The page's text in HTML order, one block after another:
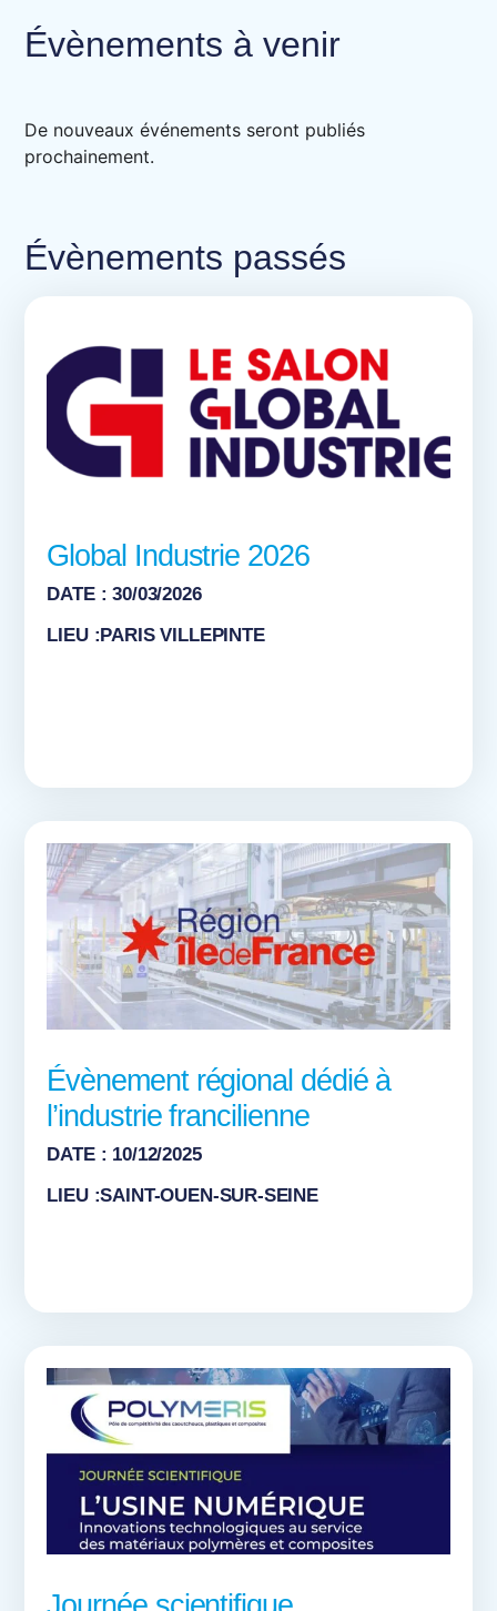
Évènements à venir
De nouveaux événements seront publiés
prochainement.
Évènements passés
Global Industrie 2026
DATE : 30/03/2026
LIEU :PARIS VILLEPINTE
Évènement régional dédié à
l’industrie francilienne
DATE : 10/12/2025
LIEU :SAINT-OUEN-SUR-SEINE